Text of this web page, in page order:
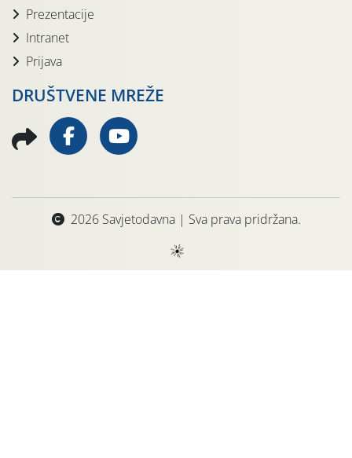
Prezentacije
Intranet
Prijava
DRUŠTVENE MREŽE
2026 Savjetodavna | Sva prava pridržana.